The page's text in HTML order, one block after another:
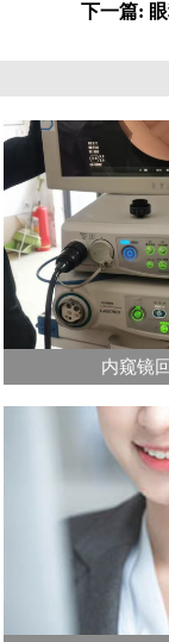
下一篇:
内窥镜